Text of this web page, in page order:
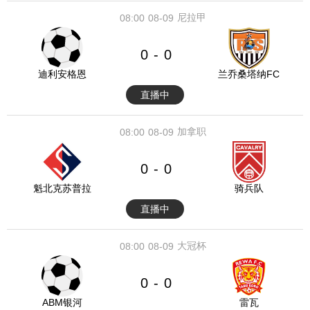
08-09
08:00 尼拉甲
迪利安格恩
0 - 0
兰乔桑塔纳FC
直播中
08-09
08:00 加拿职
魁北克苏普拉
0 - 0
骑兵队
直播中
08-09
08:00 大冠杯
ABM银河
0 - 0
雷瓦